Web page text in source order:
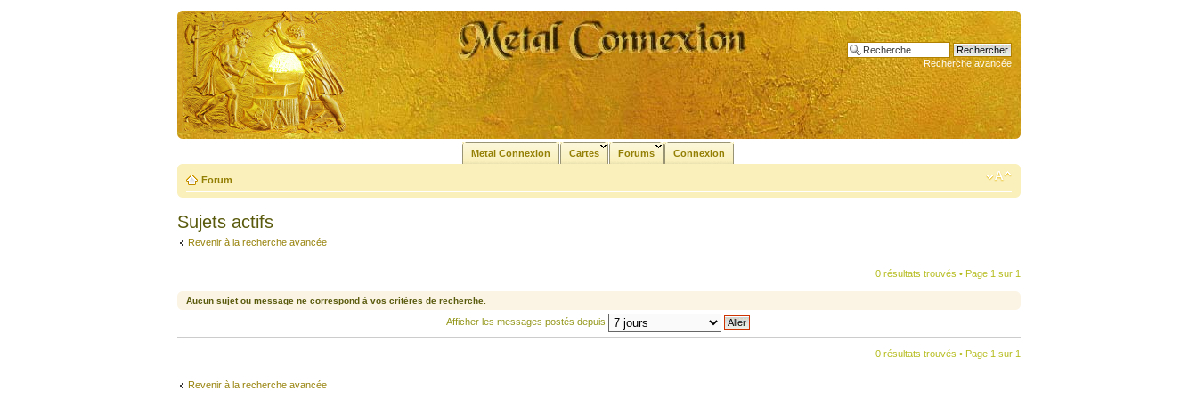
Recherche avancée
Metal Connexion Cartes Forums Connexion
Forum
Sujets actifs
Revenir à la recherche avancée
0 résultats trouvés • Page 1 sur 1
Aucun sujet ou message ne correspond à vos critères de recherche.
Afficher les messages postés depuis
0 résultats trouvés • Page 1 sur 1
Revenir à la recherche avancée